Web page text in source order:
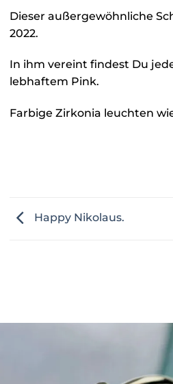
Dieser außergewöhnliche
2022.
In ihm vereint findest Du
lebhaftem Pink.
Farbige Zirkonia leuchten
Happy Nikolaus.